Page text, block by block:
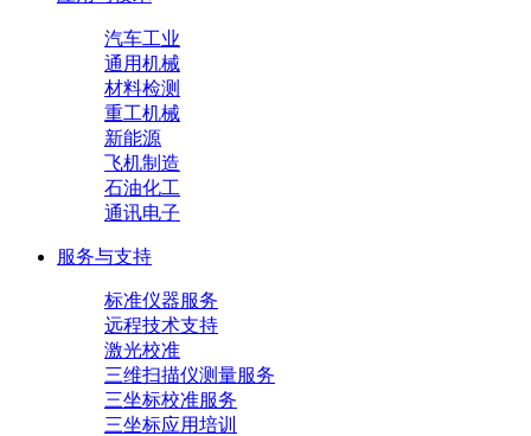
汽车工业
通用机械
材料检测
重工机械
新能源
飞机制造
石油化工
通讯电子
服务与支持
标准仪器服务
远程技术支持
激光校准
三维扫描仪测量服务
三坐标校准服务
三坐标应用培训